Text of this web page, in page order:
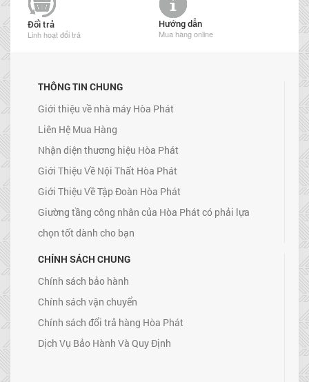
Đổi trả
Linh hoạt đổi trả
Hướng dẫn
Mua hàng online
THÔNG TIN CHUNG
Giới thiệu về nhà máy Hòa Phát
Liên Hệ Mua Hàng
Nhận diện thương hiệu Hòa Phát
Giới Thiệu Về Nội Thất Hòa Phát
Giới Thiệu Về Tập Đoàn Hòa Phát
Giường tầng công nhân của Hòa Phát có phải lựa
chọn tốt dành cho bạn
CHÍNH SÁCH CHUNG
Chính sách bảo hành
Chính sách vận chuyển
Chính sách đổi trả hàng Hòa Phát
Dịch Vụ Bảo Hành Và Quy Định